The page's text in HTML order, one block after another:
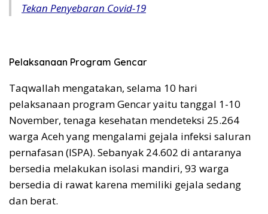
Tekan Penyebaran Covid-19
Pelaksanaan Program Gencar
Taqwallah mengatakan, selama 10 hari
pelaksanaan program Gencar yaitu tanggal 1-10
November, tenaga kesehatan mendeteksi 25.264
warga Aceh yang mengalami gejala infeksi saluran
pernafasan (ISPA). Sebanyak 24.602 di antaranya
bersedia melakukan isolasi mandiri, 93 warga
bersedia di rawat karena memiliki gejala sedang
dan berat.